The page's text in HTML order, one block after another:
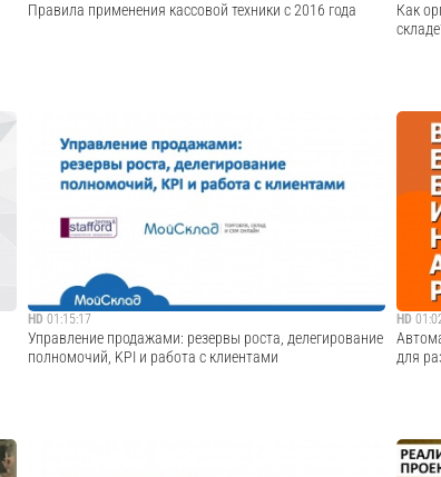
Правила применения кассовой техники с 2016 года
Запись вебинара "Правила применения кассовой техники
с 2016 года". На вебинаре эксперты сервиса МойСклад и
компании АТОЛ ответили на самые важные вопросы,
срочно переоснащать место касси...
Как
В
HD 01:15:17
Управление продажами: резервы роста, делегирование
полномочий, KPI и работа с клиентами
HD
для